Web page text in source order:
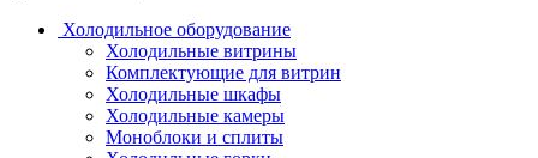
Холодильное оборудование
Холодильные витрины
Комплектующие для витрин
Холодильные шкафы
Холодильные камеры
Моноблоки и сплиты